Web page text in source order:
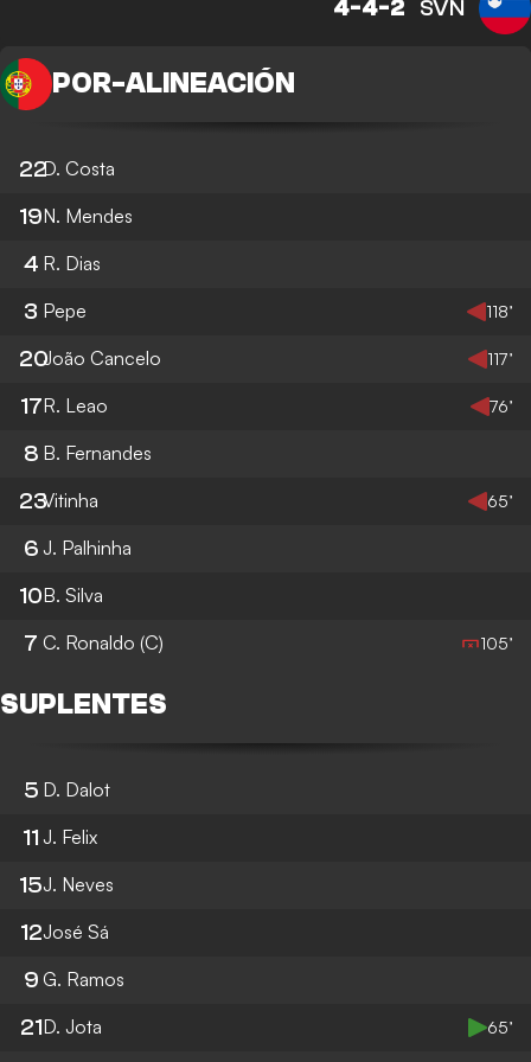
4-4-2 SVN
POR-ALINEACIÓN
22D. Costa
19N. Mendes
4 R. Dias
3 Pepe 118’
20João Cancelo 117’
17R. Leao 76’
8 B. Fernandes
23Vitinha 65’
6 J. Palhinha
10B. Silva
7 C. Ronaldo (C) 105’
SUPLENTES
5 D. Dalot
11 J. Felix
15J. Neves
12José Sá
9 G. Ramos
21D. Jota 65’